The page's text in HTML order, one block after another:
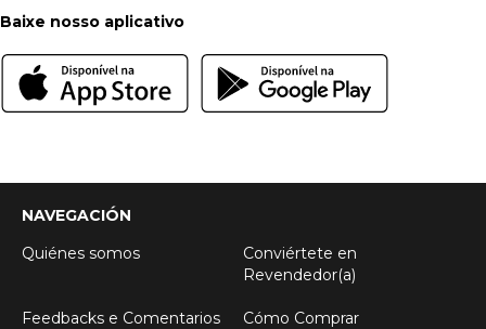
Baixe nosso aplicativo
NAVEGACIÓN
Quiénes somos
Conviértete en
Revendedor(a)
Feedbacks e Comentarios Cómo Comprar